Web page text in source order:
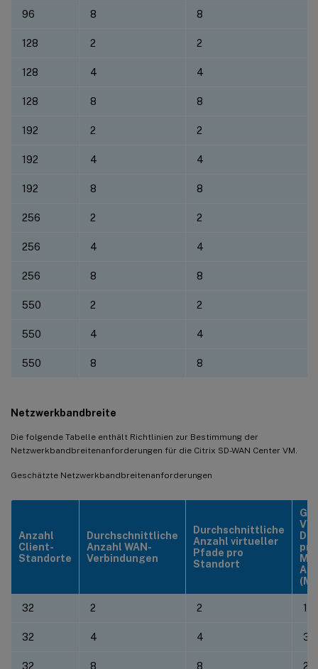
96 8 8
128 2 2
128 4 4
128 8 8
192 2 2
192 4 4
192 8 8
256 2 2
256 4 4
256 8 8
550 2 2
550 4 4
550 8 8
Netzwerkbandbreite
Die folgende Tabelle enthält Richtlinien zur Bestimmung der
Netzwerkbandbreitenanforderungen für die Citrix SD-WAN Center VM.
Geschätzte Netzwerkbandbreitenanforderungen
Anzahl
Client-
Standorte
Durchschnittliche
Anzahl WAN-
Verbindungen
Durchschnittliche
Anzahl virtueller
Pfade pro
Standort
32 2 2 1.2
32 4 4 3.6
32 8 8